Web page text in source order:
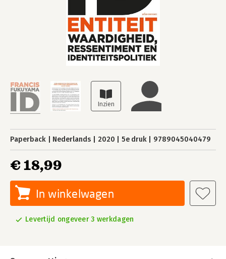
Paperback Nederlands 2020 5e druk 9789045040479
€ 18,99
In winkelwagen
Levertijd ongeveer 3 werkdagen